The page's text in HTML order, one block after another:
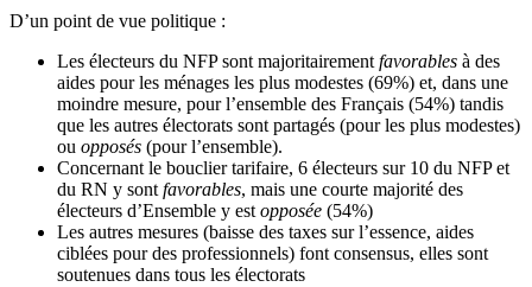
D’un point de vue politique :
Les électeurs du NFP sont majoritairement favorables à des
aides pour les ménages les plus modestes (69%) et, dans une
moindre mesure, pour l’ensemble des Français (54%) tandis
que les autres électorats sont partagés (pour les plus modestes)
ou opposés (pour l’ensemble).
Concernant le bouclier tarifaire, 6 électeurs sur 10 du NFP et
du RN y sont favorables, mais une courte majorité des
électeurs d’Ensemble y est opposée (54%)
Les autres mesures (baisse des taxes sur l’essence, aides
ciblées pour des professionnels) font consensus, elles sont
soutenues dans tous les électorats